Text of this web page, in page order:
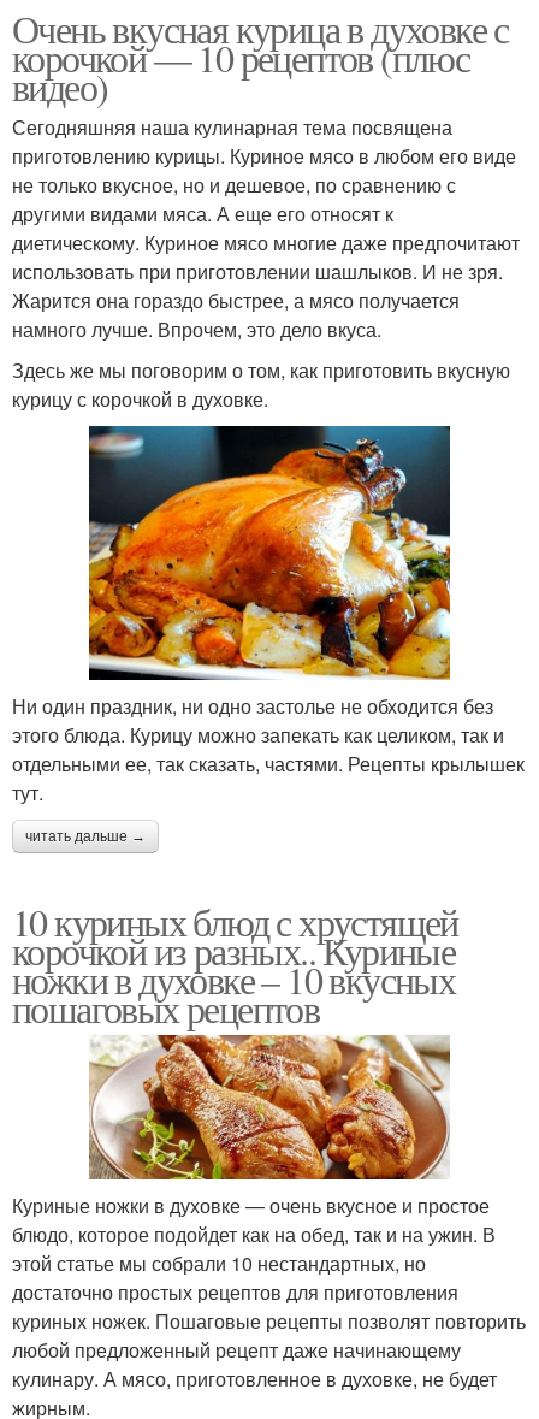
Очень вкусная курица в духовке с
корочкой — 10 рецептов (плюс
видео)
Сегодняшняя наша кулинарная тема посвящена
приготовлению курицы. Куриное мясо в любом его виде
не только вкусное, но и дешевое, по сравнению с
другими видами мяса. А еще его относят к
диетическому. Куриное мясо многие даже предпочитают
использовать при приготовлении шашлыков. И не зря.
Жарится она гораздо быстрее, а мясо получается
намного лучше. Впрочем, это дело вкуса.
Здесь же мы поговорим о том, как приготовить вкусную
курицу с корочкой в духовке.
Ни один праздник, ни одно застолье не обходится без
этого блюда. Курицу можно запекать как целиком, так и
отдельными ее, так сказать, частями. Рецепты крылышек
тут.
читать дальше →
10 куриных блюд с хрустящей
корочкой из разных.. Куриные
ножки в духовке – 10 вкусных
пошаговых рецептов
Куриные ножки в духовке — очень вкусное и простое
блюдо, которое подойдет как на обед, так и на ужин. В
этой статье мы собрали 10 нестандартных, но
достаточно простых рецептов для приготовления
куриных ножек. Пошаговые рецепты позволят повторить
любой предложенный рецепт даже начинающему
кулинару. А мясо, приготовленное в духовке, не будет
жирным.